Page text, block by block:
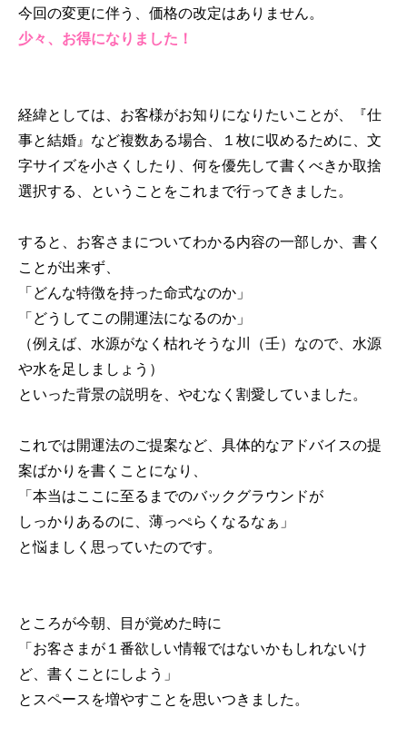
今回の変更に伴う、価格の改定はありません。
少々、お得になりました！
経緯としては、お客様がお知りになりたいことが、『仕
事と結婚』など複数ある場合、１枚に収めるために、文
字サイズを小さくしたり、何を優先して書くべきか取捨
選択する、ということをこれまで行ってきました。
すると、お客さまについてわかる内容の一部しか、書く
ことが出来ず、
「どんな特徴を持った命式なのか」
「どうしてこの開運法になるのか」
（例えば、水源がなく枯れそうな川（壬）なので、水源
や水を足しましょう）
といった背景の説明を、やむなく割愛していました。
これでは開運法のご提案など、具体的なアドバイスの提
案ばかりを書くことになり、
「本当はここに至るまでのバックグラウンドが
しっかりあるのに、薄っぺらくなるなぁ」
と悩ましく思っていたのです。
ところが今朝、目が覚めた時に
「お客さまが１番欲しい情報ではないかもしれないけ
ど、書くことにしよう」
とスペースを増やすことを思いつきました。